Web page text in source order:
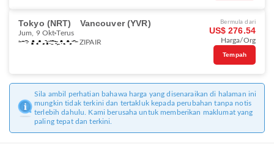
Tokyo (NRT) Vancouver (YVR)
Jum, 9 Okt Terus
ZIPAIR
Bermula dari
US$ 276.54
Harga/Org
Tempah
Sila ambil perhatian bahawa harga yang disenaraikan di halaman ini
mungkin tidak terkini dan tertakluk kepada perubahan tanpa notis
terlebih dahulu. Kami berusaha untuk memberikan maklumat yang
paling tepat dan terkini.